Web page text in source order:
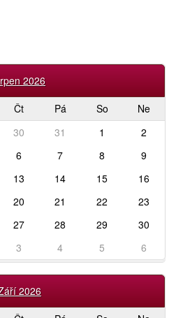
2026
Čt Pá So
Ne
30 31 1
2
6 7 8
9
13 14 15
16
20 21 22
23
27 28 29
30
3 4 5 6
2026